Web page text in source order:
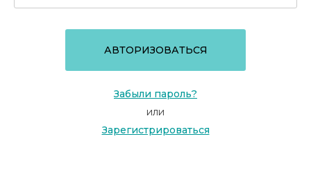
АВТОРИЗОВАТЬСЯ
Забыли пароль?
или
Зарегистрироваться